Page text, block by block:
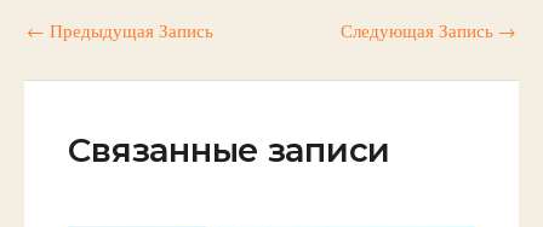
← Предыдущая Запись Следующая Запись →
Связанные записи